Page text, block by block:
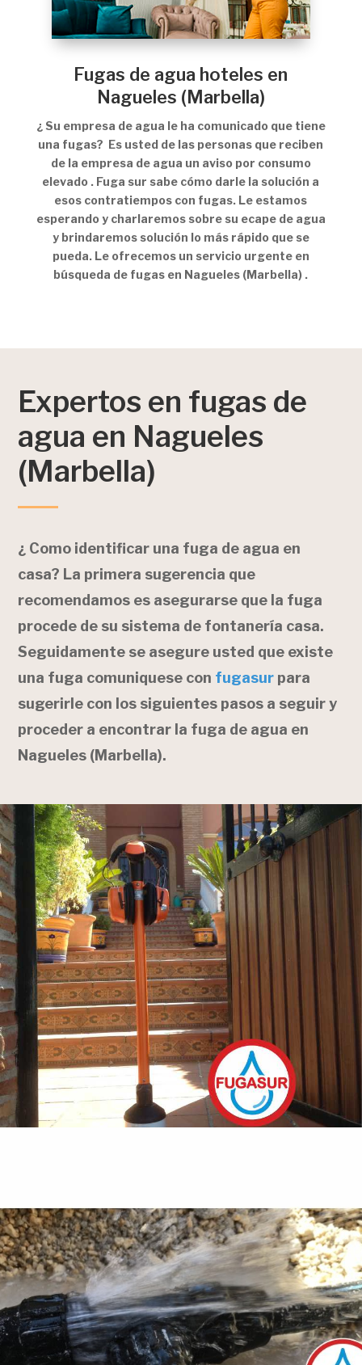
Fugas de agua hoteles en
Nagueles (Marbella)
¿ Su empresa de agua le ha comunicado que tiene
una fugas? Es usted de las personas que reciben
de la empresa de agua un aviso por consumo
elevado . Fuga sur sabe cómo darle la solución a
esos contratiempos con fugas. Le estamos
esperando y charlaremos sobre su ecape de agua
y brindaremos solución lo más rápido que se
pueda. Le ofrecemos un servicio urgente en
búsqueda de fugas en Nagueles (Marbella) .
Expertos en fugas de
agua en Nagueles
(Marbella)
¿ Como identificar una fuga de agua en
casa? La primera sugerencia que
recomendamos es asegurarse que la fuga
procede de su sistema de fontanería casa.
Seguidamente se asegure usted que existe
una fuga comuniquese con fugasur para
sugerirle con los siguientes pasos a seguir y
proceder a encontrar la fuga de agua en
Nagueles (Marbella).